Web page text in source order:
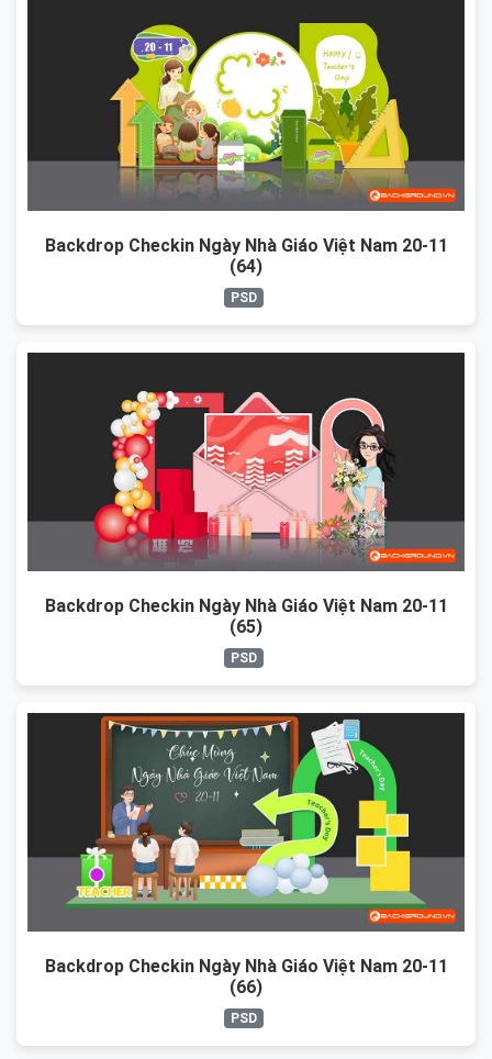
Backdrop Checkin Ngày Nhà Giáo Việt Nam 20-11
(64)
PSD
Backdrop Checkin Ngày Nhà Giáo Việt Nam 20-11
(65)
PSD
Backdrop Checkin Ngày Nhà Giáo Việt Nam 20-11
(66)
PSD